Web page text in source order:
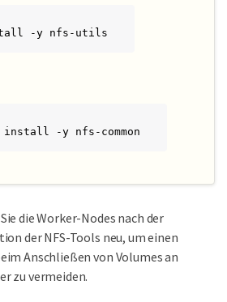
-y nfs-utils
install -y nfs-common
die Worker-Nodes nach der
der NFS-Tools neu, um einen
Anschließen von Volumes an
zu vermeiden.